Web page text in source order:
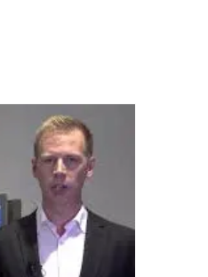
carregar o
conteúdo
atividade. Por
assistir a